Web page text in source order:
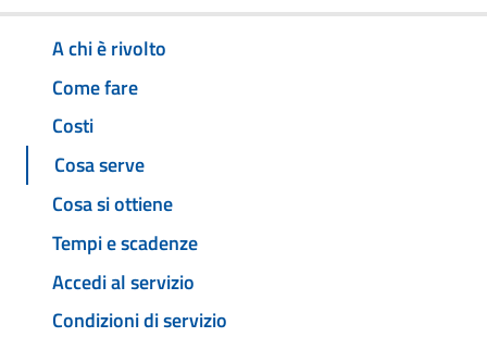
A chi è rivolto
Come fare
Costi
Cosa serve
Cosa si ottiene
Tempi e scadenze
Accedi al servizio
Condizioni di servizio